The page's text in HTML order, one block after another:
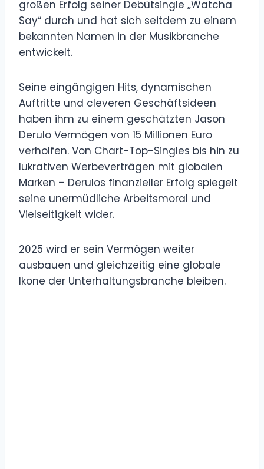
großen Erfolg seiner Debütsingle „Watcha
Say“ durch und hat sich seitdem zu einem
bekannten Namen in der Musikbranche
entwickelt.
Seine eingängigen Hits, dynamischen
Auftritte und cleveren Geschäftsideen
haben ihm zu einem geschätzten Jason
Derulo Vermögen von 15 Millionen Euro
verholfen. Von Chart-Top-Singles bis hin zu
lukrativen Werbeverträgen mit globalen
Marken – Derulos finanzieller Erfolg spiegelt
seine unermüdliche Arbeitsmoral und
Vielseitigkeit wider.
2025 wird er sein Vermögen weiter
ausbauen und gleichzeitig eine globale
Ikone der Unterhaltungsbranche bleiben.